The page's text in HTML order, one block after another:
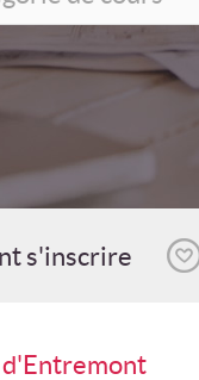
s'inscrire